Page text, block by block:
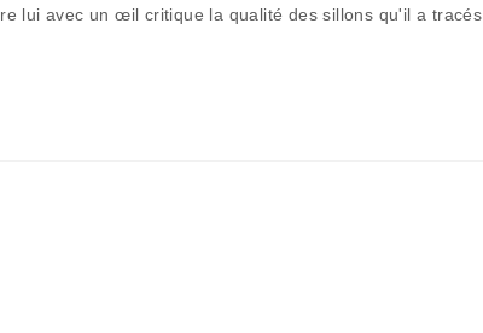
lui avec un œil critique la qualité des sillons qu'il a tracés